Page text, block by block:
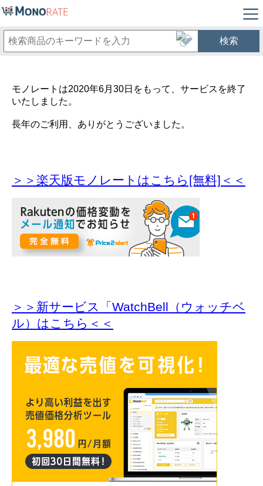
検索
モノレートは2020年6月30日をもって、サービスを終了
いたしました。
長年のご利用、ありがとうございました。
＞＞楽天版モノレートはこちら[無料]＜＜
＞＞新サービス「WatchBell（ウォッチベ
ル）はこちら＜＜